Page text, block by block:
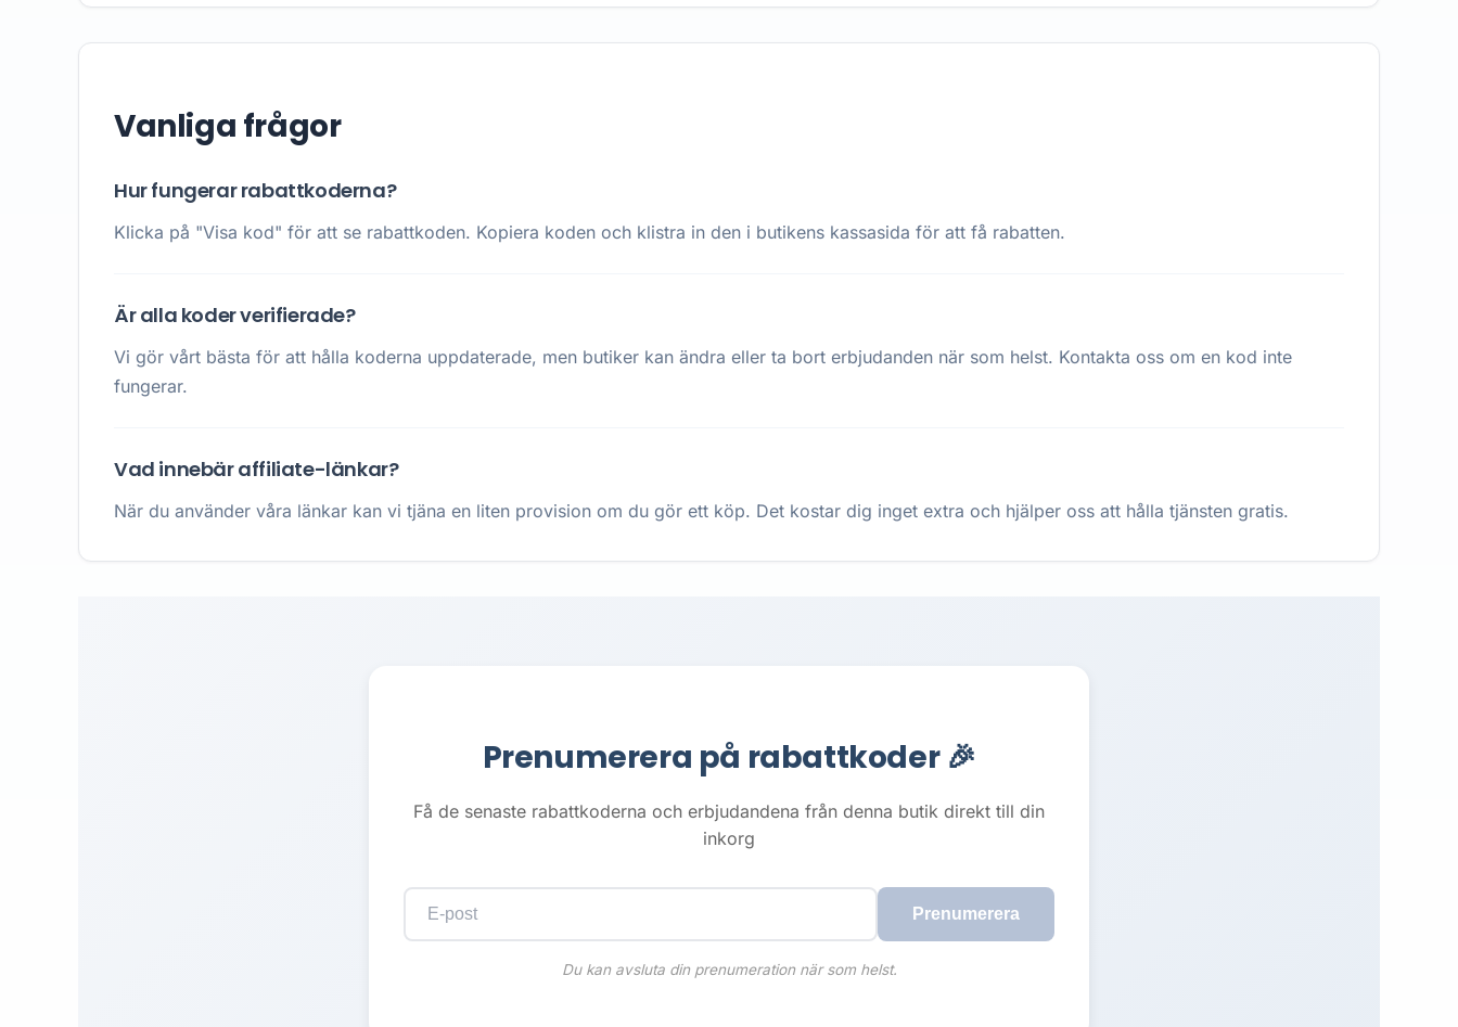
Vanliga frågor
Hur fungerar rabattkoderna?
Klicka på "Visa kod" för att se rabattkoden. Kopiera koden och klistra in den i butikens kassasida för att få rabatten.
Är alla koder verifierade?
Vi gör vårt bästa för att hålla koderna uppdaterade, men butiker kan ändra eller ta bort erbjudanden när som helst. Kontakta oss om en kod inte
fungerar.
Vad innebär affiliate-länkar?
När du använder våra länkar kan vi tjäna en liten provision om du gör ett köp. Det kostar dig inget extra och hjälper oss att hålla tjänsten gratis.
Prenumerera på rabattkoder 🎉
Få de senaste rabattkoderna och erbjudandena från denna butik direkt till din
inkorg
Prenumerera
Du kan avsluta din prenumeration när som helst.